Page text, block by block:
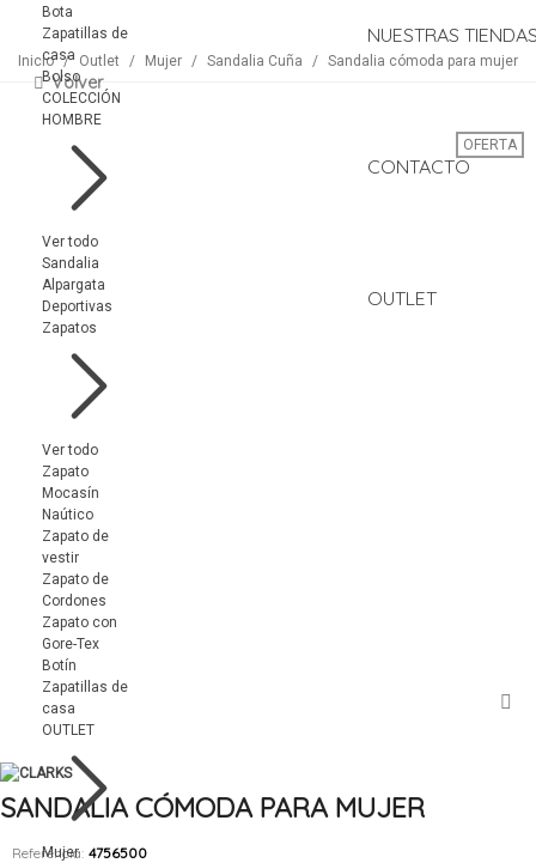
Bota
Zapatillas de
casa
Bolso
COLECCIÓN
HOMBRE
Ver todo
Sandalia
Alpargata
Deportivas
Zapatos
Ver todo
Zapato
Mocasín
Naútico
Zapato de
vestir
Zapato de
Cordones
Zapato con
Gore-Tex
Botín
Zapatillas de
casa
OUTLET
Mujer
NUESTRAS
CONTACTO
OUTLET
Inicio / Outlet / Mujer / Sandalia Cuña / Sandalia cómoda para mujer
Volver
OFERTA
SANDALIA CÓMODA PARA MUJER
Referencia: 4756500